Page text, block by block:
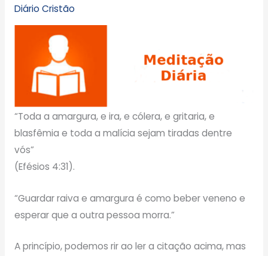
Diário Cristão
“Toda a amargura, e ira, e cólera, e gritaria, e
blasfêmia e toda a malícia sejam tiradas dentre
vós”
(Efésios 4:31).
“Guardar raiva e amargura é como beber veneno e
esperar que a outra pessoa morra.”
A princípio, podemos rir ao ler a citação acima, mas